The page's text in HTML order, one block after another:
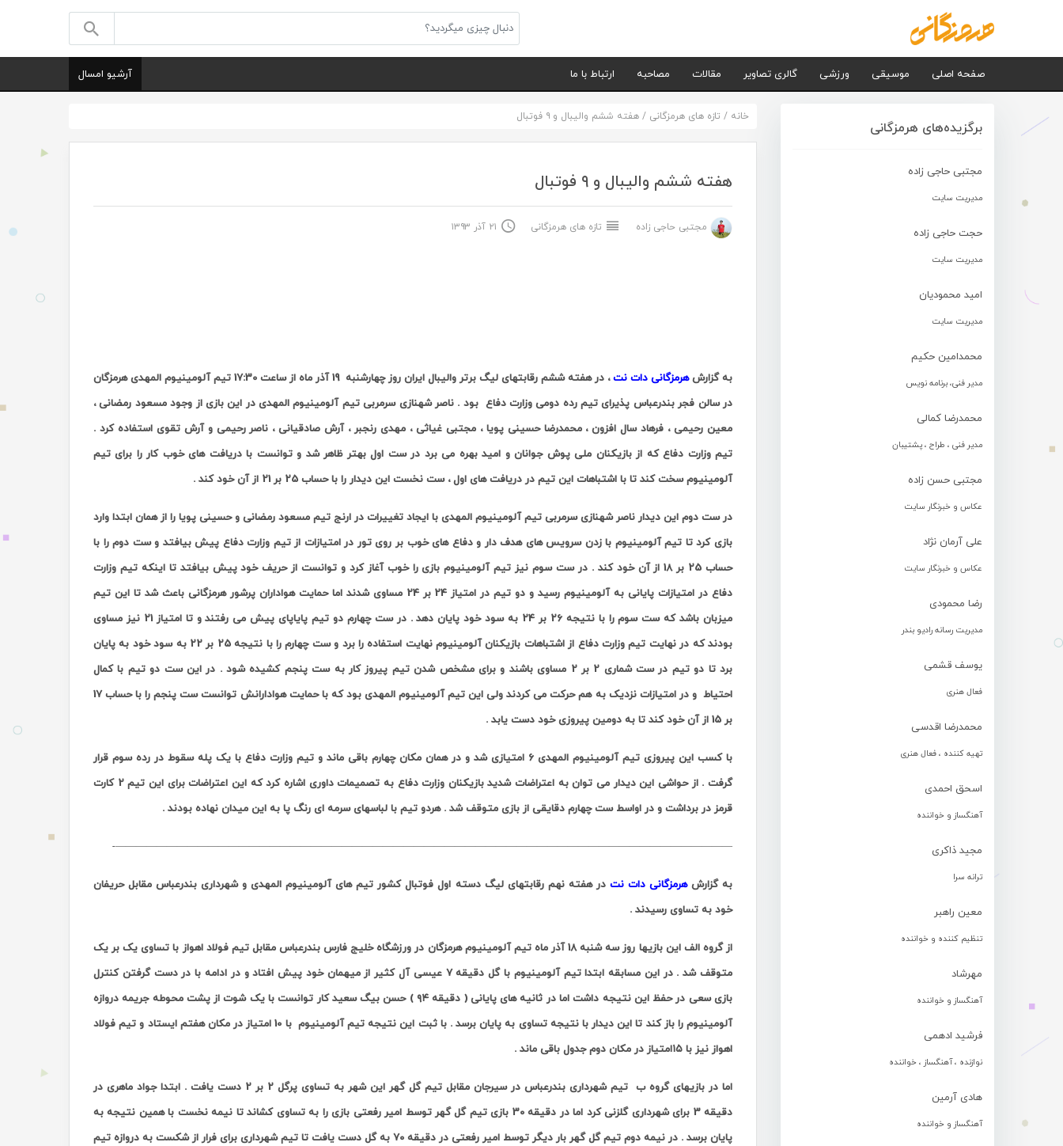
صفحه اصلی موسیقی ورزشی گالری تصاویر مقالات مصاحبه ارتباط با ما آرشیو امسال
برگزیده‌های هرمزگانی
مجتبی حاجی زاده
مدیریت سایت
حجت حاجی زاده
مدیریت سایت
امید محمودیان
مدیریت سایت
محمدامین حکیم
مدیر فنی، برنامه نویس
محمدرضا کمالی
مدیر فنی ، طراح ، پشتیبان
مجتبی حسن زاده
عکاس و خبرنگار سایت
علی آرمان نژاد
عکاس و خبرنگار سایت
رضا محمودی
مدیریت رسانه رادیو بندر
یوسف قشمی
فعال هنری
محمدرضا اقدسی
تهیه کننده ، فعال هنری
اسحق احمدی
آهنگساز و خواننده
مجید ذاکری
ترانه سرا
معین راهبر
تنظیم کننده و خواننده
مهرشاد
آهنگساز و خواننده
فرشید ادهمی
نوازنده ، آهنگساز ، خواننده
هادی آرمین
آهنگساز و خواننده
خانه / تازه های هرمزگانی / هفته ششم والیبال و ۹ فوتبال
هفته ششم والیبال و ۹ فوتبال
مجتبی حاجی زاده تازه های هرمزگانی ۲۱ آذر ۱۳۹۳
به گزارشهرمزگانی دات نت
، در هفته ششم رقابتهای لیگ برتر والیبال ایران روز چهارشنبه 19 آذر ماه از ساعت 17:30 تیم آلومینیوم المهدی هرمزگان
در سالن فجر بندرعباس پذیرای تیم رده دومی وزارت دفاع بود . ناصر شهنازی سرمربی تیم آلومینیوم المهدی در این بازی از وجود مسعود رمضانی ،
معین رحیمی ، فرهاد سال‌ افزون ، محمدرضا حسینی‌ پویا ، مجتبی غیاثی ، مهدی رنجبر ، آرش صادقیانی ، ناصر رحیمی و آرش تقوی استفاده کرد .
تیم وزارت دفاع که از بازیکنان ملی پوش جوانان و امید بهره می برد در ست اول بهتر ظاهر شد و توانست با دریافت های خوب کار را برای تیم
آلومینیوم سخت کند تا با اشتباهات این تیم در دریافت های اول ، ست نخست این دیدار را با حساب 25 بر 21 از آن خود کند .
در ست دوم این دیدار ناصر شهنازی سرمربی تیم آلومینیوم المهدی با ایجاد تغییرات در ارنج تیم مسعود رمضانی و حسینی پویا را از همان ابتدا وارد
بازی کرد تا تیم آلومینیوم با زدن سرویس های هدف دار و دفاع های خوب بر روی تور در امتیازات از تیم وزارت دفاع پیش بیافتد و ست دوم را با
حساب 25 بر 18 از آن خود کند . در ست سوم نیز تیم آلومینیوم بازی را خوب آغاز کرد و توانست از حریف خود پیش بیافتد تا اینکه تیم وزارت
دفاع در امتیازات پایانی به آلومینیوم رسید و دو تیم در امتیاز 24 بر 24 مساوی شدند اما حمایت هواداران پرشور هرمزگانی باعث شد تا این تیم
میزبان باشد که ست سوم را با نتیجه 26 بر 24 به سود خود پایان دهد . در ست چهارم دو تیم پایاپای پیش می رفتند و تا امتیاز 21 نیز مساوی
بودند که در نهایت تیم وزارت دفاع از اشتباهات بازیکنان آلومینیوم نهایت استفاده را برد و ست چهارم را با نتیجه 25 بر 22 به سود خود به پایان
برد تا دو تیم در ست شماری 2 بر 2 مساوی باشند و برای مشخص شدن تیم پیروز کار به ست پنجم کشیده شود . در این ست دو تیم با کمال
احتیاط و در امتیازات نزدیک به هم حرکت می کردند ولی این تیم آلومینیوم المهدی بود که با حمایت هوادارانش توانست ست پنجم را با حساب 17
بر 15 از آن خود کند تا به دومین پیروزی خود دست یابد .
با کسب این پیروزی تیم آلومینیوم المهدی 6 امتیازی شد و در همان مکان چهارم باقی ماند و تیم وزارت دفاع با یک پله سقوط در رده سوم قرار
گرفت . از حواشی این دیدار می توان به اعتراضات شدید بازیکنان وزارت دفاع به تصمیمات داوری اشاره کرد که این اعتراضات برای این تیم 2 کارت
قرمز در برداشت و در اواسط ست چهارم دقایقی از بازی متوقف شد . هردو تیم با لباسهای سرمه ای رنگ پا به این میدان نهاده بودند .
————————————————————————————————————————————————————————————-
به گزارشهرمزگانی دات نت در هفته نهم رقابتهای لیگ دسته اول فوتبال کشور تیم های آلومینیوم المهدی و شهرداری بندرعباس مقابل حریفان
خود به تساوی رسیدند .
از گروه الف این بازیها روز سه شنبه 18 آذر ماه تیم آلومینیوم هرمزگان در ورزشگاه خلیج فارس بندرعباس مقابل تیم فولاد اهواز با تساوی یک بر یک
متوقف شد . در این مسابقه ابتدا تیم آلومینیوم با گل دقیقه ۷ عیسی آل کثیر از میهمان خود پیش افتاد و در ادامه با در دست گرفتن کنترل
بازی سعی در حفظ این نتیجه داشت اما در ثانیه های پایانی ( دقیقه ۹۴ ) حسن بیگ سعید کار توانست با یک شوت از پشت محوطه جریمه دروازه
آلومینیوم را باز کند تا این دیدار با نتیجه تساوی به پایان برسد .
با ثبت این نتیجه تیم آلومینیوم با 10 امتیاز در مکان هفتم ایستاد و تیم فولاد
اهواز نیز با ۱۵امتیاز در مکان دوم جدول باقی ماند .
اما در بازیهای گروه ب تیم شهرداری بندرعباس در سیرجان مقابل تیم گل گهر این شهر به تساوی پرگل 2 بر 2 دست یافت . ابتدا جواد ماهری در
دقیقه 3 برای شهرداری گلزنی کرد اما در دقیقه 30 بازی تیم گل گهر توسط امیر رفعتی بازی را به تساوی کشاند تا نیمه نخست با همین نتیجه به
پایان برسد . در نیمه دوم تیم گل گهر بار دیگر توسط امیر رفعتی در دقیقه 70 به گل دست یافت تا تیم شهرداری برای فرار از شکست به دروازه تیم